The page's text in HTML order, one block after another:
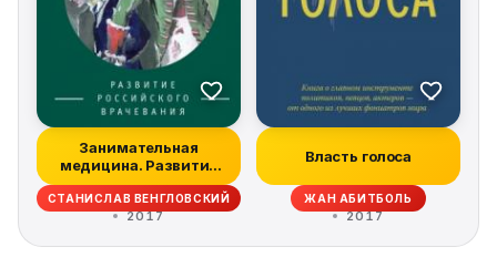
Занимательная
медицина. Развитие
российского враче...
СТАНИСЛАВ ВЕНГЛОВСКИЙ
2017
Власть голоса
ЖАН АБИТБОЛЬ
2017